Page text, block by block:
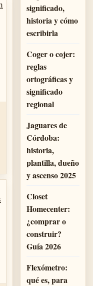
significado,
historia y cómo
escribirla
Coger o cojer:
reglas
ortográficas y
significado
regional
Jaguares de
Córdoba:
historia,
plantilla, dueño
y ascenso 2025
Closet
Homecenter:
¿comprar o
construir?
Guía 2026
Flexómetro:
qué es, para